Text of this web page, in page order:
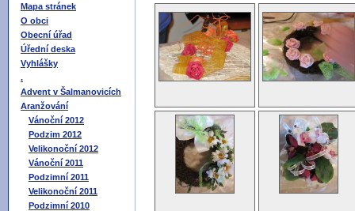
Mapa stránek
O obci
Obecní úřad
Úřední deska
Vyhlášky
.
Advent v Šalmanovicích
Aranžování
Vánoční 2012
Podzim 2012
Velikonoční 2012
Vánoční 2011
Podzimní 2011
Velikonoční 2011
Podzimní 2010